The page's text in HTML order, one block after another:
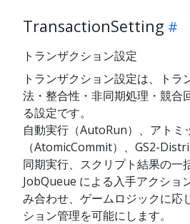
TransactionSetting
トランザクション設定
トランザクション設定は、トラ
法・整合性・非同期処理・競合
る設定です。
自動実行（AutoRun）、アトミ
（AtomicCommit）、GS2-
同期実行、スクリプト結果の一
JobQueue による入手アクショ
み合わせ、ゲームロジックに応
ション管理を可能にします。